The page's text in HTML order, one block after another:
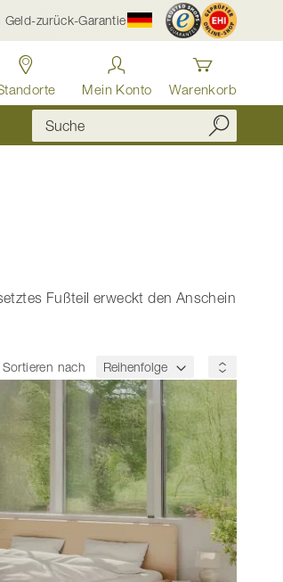
zurück-Garantie
Mein Konto Warenkorb
Fußteil erweckt den Anschein
Sortieren nach